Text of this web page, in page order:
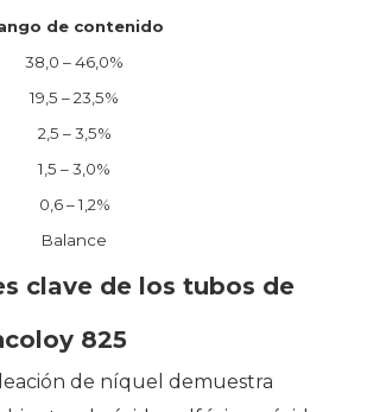
de contenido
38,0 – 46,0%
19,5 – 23,5%
2,5 – 3,5%
1,5 – 3,0%
0,6 – 1,2%
Balance
clave de los tubos de
825
de níquel demuestra